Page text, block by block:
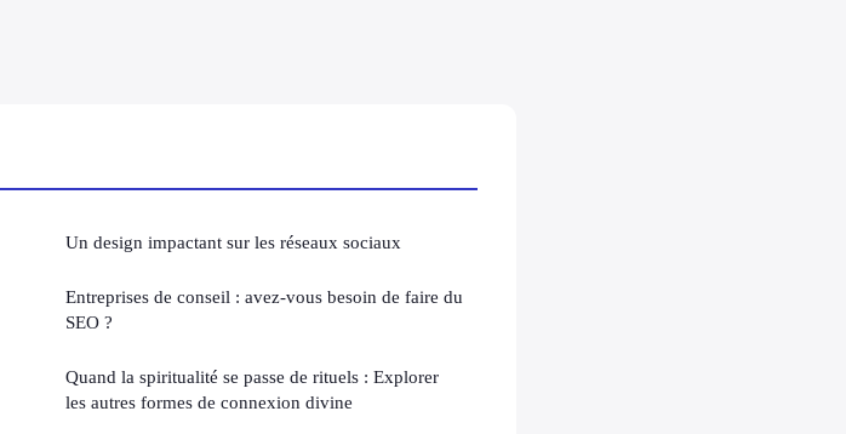
Un design impactant sur les réseaux sociaux
Entreprises de conseil : avez-vous besoin de faire du
SEO ?
Quand la spiritualité se passe de rituels : Explorer
les autres formes de connexion divine